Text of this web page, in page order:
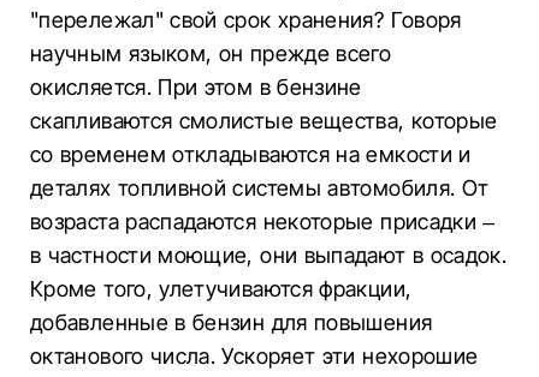
"перележал" свой срок хранения? Говоря
научным языком, он прежде всего
окисляется. При этом в бензине
скапливаются смолистые вещества, которые
со временем откладываются на емкости и
деталях топливной системы автомобиля. От
возраста распадаются некоторые присадки –
в частности моющие, они выпадают в осадок.
Кроме того, улетучиваются фракции,
добавленные в бензин для повышения
октанового числа. Ускоряет эти нехорошие